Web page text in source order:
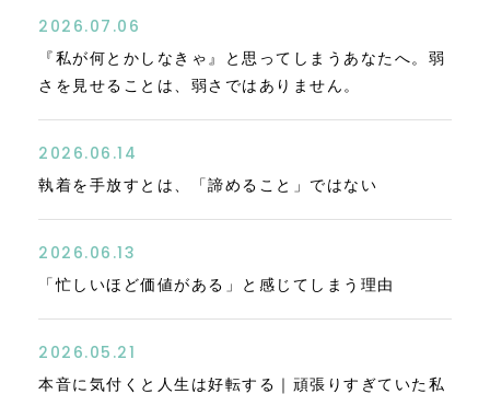
2026.07.06
『私が何とかしなきゃ』と思ってしまうあなたへ。弱
さを見せることは、弱さではありません。
2026.06.14
執着を手放すとは、「諦めること」ではない
2026.06.13
「忙しいほど価値がある」と感じてしまう理由
2026.05.21
本音に気付くと人生は好転する｜頑張りすぎていた私